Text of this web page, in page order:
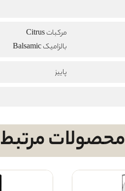
مرکبات Citrus
بالزامیک Balsamic
پاییز
محصولات مرتبط